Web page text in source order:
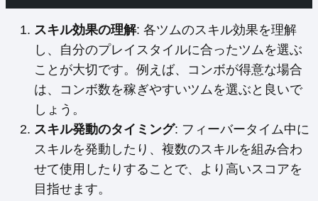
スキル効果の理解: 各ツムのスキル効果を理解
し、自分のプレイスタイルに合ったツムを選ぶ
ことが大切です。例えば、コンボが得意な場合
は、コンボ数を稼ぎやすいツムを選ぶと良いで
しょう。
スキル発動のタイミング: フィーバータイム中に
スキルを発動したり、複数のスキルを組み合わ
せて使用したりすることで、より高いスコアを
目指せます。